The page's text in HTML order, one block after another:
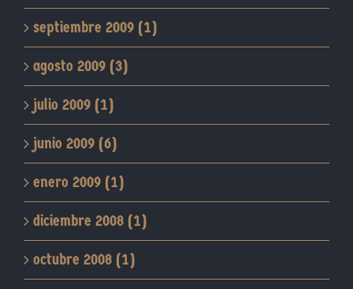
septiembre 2009 (1)
agosto 2009 (3)
julio 2009 (1)
junio 2009 (6)
enero 2009 (1)
diciembre 2008 (1)
octubre 2008 (1)